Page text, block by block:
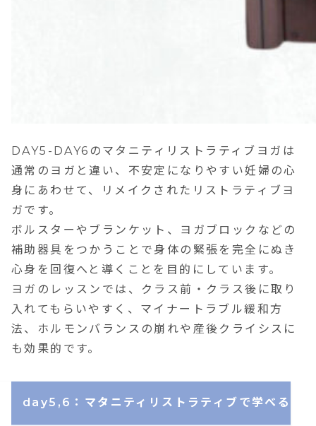
DAY5-DAY6のマタニティリストラティブヨガは
通常のヨガと違い、不安定になりやすい妊婦の心
身にあわせて、リメイクされたリストラティブヨ
ガです。
ボルスターやブランケット、ヨガブロックなどの
補助器具をつかうことで身体の緊張を完全にぬき
心身を回復へと導くことを目的にしています。
ヨガのレッスンでは、クラス前・クラス後に取り
入れてもらいやすく、マイナートラブル緩和方
法、 ホルモンバランスの崩れや産後クライシスに
も効果的 です。
day5,6：マタニティリストラティブで学べること